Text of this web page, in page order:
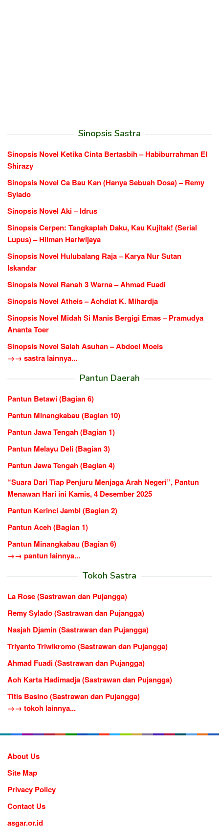
Sinopsis Sastra
Sinopsis Novel Ketika Cinta Bertasbih – Habiburrahman El
Shirazy
Sinopsis Novel Ca Bau Kan (Hanya Sebuah Dosa) – Remy
Sylado
Sinopsis Novel Aki – Idrus
Sinopsis Cerpen: Tangkaplah Daku, Kau Kujitak! (Serial
Lupus) – Hilman Hariwijaya
Sinopsis Novel Hulubalang Raja – Karya Nur Sutan
Iskandar
Sinopsis Novel Ranah 3 Warna – Ahmad Fuadi
Sinopsis Novel Atheis – Achdiat K. Mihardja
Sinopsis Novel Midah Si Manis Bergigi Emas – Pramudya
Ananta Toer
Sinopsis Novel Salah Asuhan – Abdoel Moeis
→→ sastra lainnya...
Pantun Daerah
Pantun Betawi (Bagian 6)
Pantun Minangkabau (Bagian 10)
Pantun Jawa Tengah (Bagian 1)
Pantun Melayu Deli (Bagian 3)
Pantun Jawa Tengah (Bagian 4)
“Suara Dari Tiap Penjuru Menjaga Arah Negeri”, Pantun
Menawan Hari ini Kamis, 4 Desember 2025
Pantun Kerinci Jambi (Bagian 2)
Pantun Aceh (Bagian 1)
Pantun Minangkabau (Bagian 6)
→→ pantun lainnya...
Tokoh Sastra
La Rose (Sastrawan dan Pujangga)
Remy Sylado (Sastrawan dan Pujangga)
Nasjah Djamin (Sastrawan dan Pujangga)
Triyanto Triwikromo (Sastrawan dan Pujangga)
Ahmad Fuadi (Sastrawan dan Pujangga)
Aoh Karta Hadimadja (Sastrawan dan Pujangga)
Titis Basino (Sastrawan dan Pujangga)
→→ tokoh lainnya...
About Us
Site Map
Privacy Policy
Contact Us
asgar.or.id